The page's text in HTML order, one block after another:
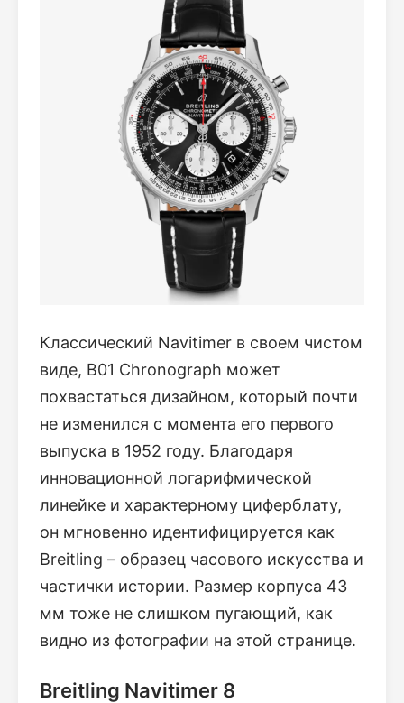
Классический Navitimer в своем чистом
виде, B01 Chronograph может
похвастаться дизайном, который почти
не изменился с момента его первого
выпуска в 1952 году. Благодаря
инновационной логарифмической
линейке и характерному циферблату,
он мгновенно идентифицируется как
Breitling – образец часового искусства и
частички истории. Размер корпуса 43
мм тоже не слишком пугающий, как
видно из фотографии на этой странице.
Breitling Navitimer 8